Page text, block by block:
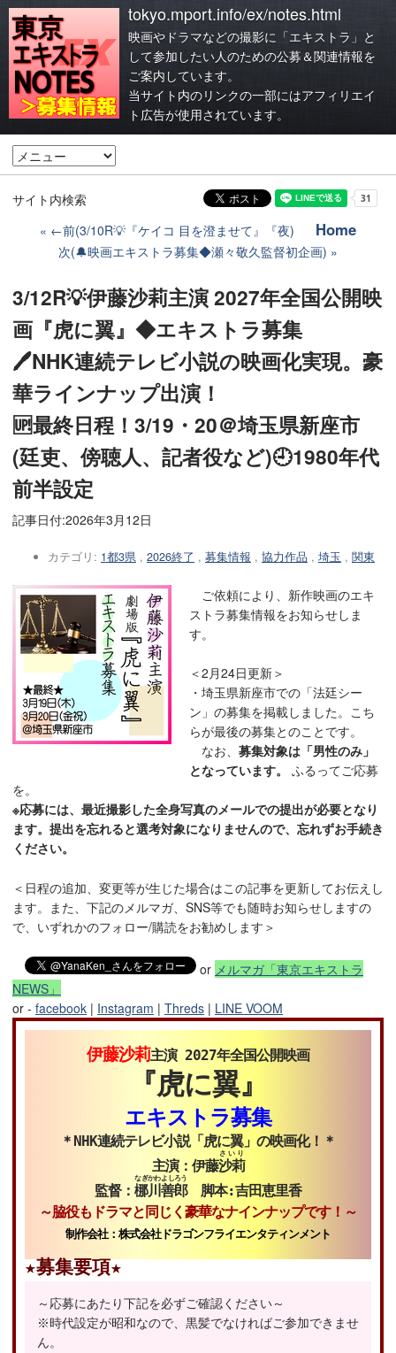
tokyo.mport.info/ex/notes.html
映画やドラマなどの撮影に「エキストラ」と
して参加したい人のための公募＆関連情報を
ご案内しています。
当サイト内のリンクの一部にはアフィリエイ
ト広告が使用されています。
サイト内検索
←前(3/10R💡『ケイコ 目を澄ませて』『夜)
Home
次(🔔映画エキストラ募集◆瀬々敬久監督初企画)
3/12R💡伊藤沙莉主演 2027年全国公開映
画『虎に翼』◆エキストラ募集
🖊NHK連続テレビ小説の映画化実現。豪
華ラインナップ出演！
🆙最終日程！3/19・20＠埼玉県新座市
(廷吏、傍聴人、記者役など)🕘1980年代
前半設定
記事日付:2026年3月12日
カテゴリ: 1都3県 , 2026終了 , 募集情報 , 協力作品 , 埼玉 , 関東
ご依頼により、新作映画のエキ
ストラ募集情報をお知らせしま
す。
＜2月24日更新＞
・埼玉県新座市での「法廷シー
ン」の募集を掲載しました。こち
らが最後の募集とのことです。
なお、 募集対象は「男性のみ」
となっています。
ふるってご応募
を。
※応募には、最近撮影した全身写真のメールでの提出が必要となり
ます。提出を忘れると選考対象になりませんので、忘れずお手続き
ください。
＜日程の追加、変更等が生じた場合はこの記事を更新してお伝えし
ます。また、下記のメルマガ、SNS等でも随時お知らせしますの
で、いずれかのフォロー/購読をお勧めします＞
or メルマガ「東京エキストラ
NEWS」
or - facebook | Instagram | Threds | LINE VOOM
伊藤沙莉主演 2027年全国公開映画
『虎に翼』
エキストラ募集
＊NHK連続テレビ小説「虎に翼」の映画化！＊
主演：伊藤沙莉
さいり
監督： 梛川
なぎかわ
善郎
よしろう
脚本:吉田恵里香
～脇役もドラマと同じく豪華なナインナップです！～
制作会社：株式会社ドラゴンフライエンタティンメント
★募集要項★
～応募にあたり下記を必ずご確認ください～
※時代設定が昭和なので、黒髪でなければご参加できませ
ん。